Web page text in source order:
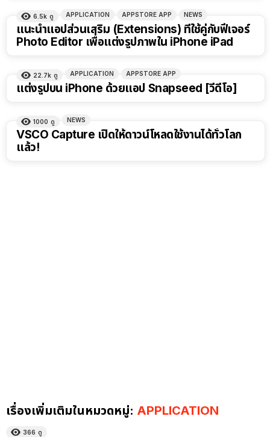
6.5k ดู APPLICATION APPSTORE APP NEWS
แนะนำแอปส่วนเสริม (Extensions) ที่ใช้คู่กับฟีเจอร์
Photo Editor เพื่อแต่งรูปภาพใน iPhone iPad
22.7k ดู APPLICATION APPSTORE APP
แต่งรูปบน iPhone ด้วยแอป Snapseed [วีดีโอ]
1000 ดู NEWS
VSCO Capture เปิดให้ดาวน์โหลดใช้งานได้ทั่วโลก
แล้ว!
เรื่องเพิ่มเติมในหมวดหมู่: APPLICATION
366 ดู